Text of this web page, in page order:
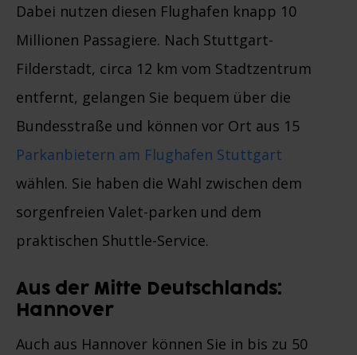
Dabei nutzen diesen Flughafen knapp 10
Millionen Passagiere. Nach Stuttgart-
Filderstadt, circa 12 km vom Stadtzentrum
entfernt, gelangen Sie bequem über die
Bundesstraße und können vor Ort aus 15
Parkanbietern am Flughafen Stuttgart
wählen. Sie haben die Wahl zwischen dem
sorgenfreien Valet-parken und dem
praktischen Shuttle-Service.
Aus der Mitte Deutschlands:
Hannover
Auch aus Hannover können Sie in bis zu 50